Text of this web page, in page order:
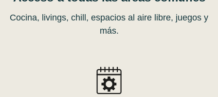
Cocina, livings, chill, espacios al aire libre, juegos y
más.